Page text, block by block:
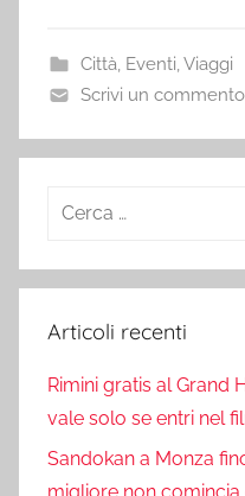
Città, Eventi,Viaggi
Scrivi un commento
Ricerca
Articoli recenti
Rimini gratis al Grand
vale solo se entri nel
Sandokan a Monza